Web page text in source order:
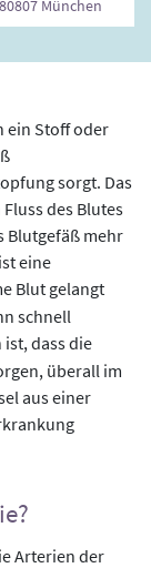
80807 München
ein Stoff oder
sorgt. Das
des Blutes
Blutgefäß mehr
eine
Blut gelangt
schnell
dass die
überall im
aus einer
Arterien der